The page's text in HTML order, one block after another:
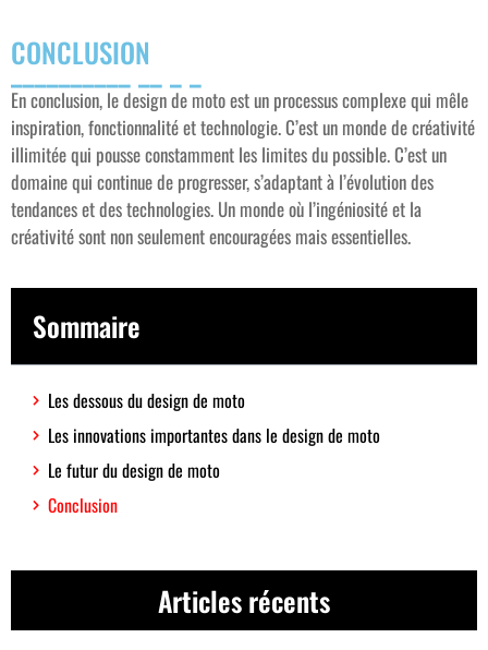
CONCLUSION
En conclusion, le design de moto est un processus complexe qui mêle
inspiration, fonctionnalité et technologie. C’est un monde de créativité
illimitée qui pousse constamment les limites du possible. C’est un
domaine qui continue de progresser, s’adaptant à l’évolution des
tendances et des technologies. Un monde où l’ingéniosité et la
créativité sont non seulement encouragées mais essentielles.
Sommaire
Les dessous du design de moto
Les innovations importantes dans le design de moto
Le futur du design de moto
Conclusion
Articles récents